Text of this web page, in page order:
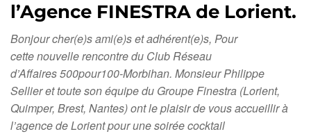
l’Agence FINESTRA de Lorient.
Bonjour cher(e)s ami(e)s et adhérent(e)s, Pour
cette nouvelle rencontre du Club Réseau
d’Affaires 500pour100-Morbihan. Monsieur Philippe
Sellier et toute son équipe du Groupe Finestra (Lorient,
Quimper, Brest, Nantes) ont le plaisir de vous accueillir à
l’agence de Lorient pour une soirée cocktail